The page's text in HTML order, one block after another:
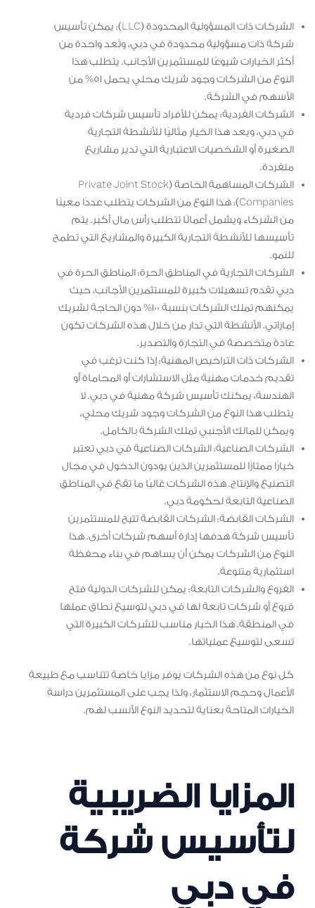
الشركات ذات المسؤولية المحدودة (LLC): يمكن تأسيس
شركة ذات مسؤولية محدودة في دبي، وتُعد واحدة من
أكثر الخيارات شيوعًا للمستثمرين الأجانب. يتطلب هذا
النوع من الشركات وجود شريك محلي يحمل 51% من
الأسهم في الشركة.
الشركات الفردية: يمكن للأفراد تأسيس شركات فردية
في دبي، ويعد هذا الخيار مثاليًا للأنشطة التجارية
الصغيرة أو الشخصيات الاعتبارية التي تدير مشاريع
منفردة.
الشركات المساهمة الخاصة (Private Joint Stock
Companies): هذا النوع من الشركات يتطلب عددًا معينًا
من الشركاء ويشمل أعمالًا تتطلب رأس مال أكبر. يتم
تأسيسها للأنشطة التجارية الكبيرة والمشاريع التي تطمح
للنمو.
الشركات التجارية في المناطق الحرة: المناطق الحرة في
دبي تقدم تسهيلات كبيرة للمستثمرين الأجانب، حيث
يمكنهم تملك الشركات بنسبة 100% دون الحاجة لشريك
إماراتي. الأنشطة التي تدار من خلال هذه الشركات تكون
عادةً متخصصة في التجارة والتصدير.
الشركات ذات التراخيص المهنية: إذا كنت ترغب في
تقديم خدمات مهنية مثل الاستشارات أو المحاماة أو
الهندسة، يمكنك تأسيس شركة مهنية في دبي. لا
يتطلب هذا النوع من الشركات وجود شريك محلي،
ويمكن للمالك الأجنبي تملك الشركة بالكامل.
الشركات الصناعية: الشركات الصناعية في دبي تعتبر
خيارًا ممتازًا للمستثمرين الذين يودون الدخول في مجال
التصنيع والإنتاج. هذه الشركات غالبًا ما تقع في المناطق
الصناعية التابعة لحكومة دبي.
الشركات القابضة: الشركات القابضة تتيح للمستثمرين
تأسيس شركة هدفها إدارة أسهم شركات أخرى. هذا
النوع من الشركات يمكن أن يساهم في بناء محفظة
استثمارية متنوعة.
الفروع والشركات التابعة: يمكن للشركات الدولية فتح
فروع أو شركات تابعة لها في دبي لتوسيع نطاق عملها
في المنطقة. هذا الخيار مناسب للشركات الكبيرة التي
تسعى لتوسيع عملياتها.
كل نوع من هذه الشركات يوفر مزايا خاصة تتناسب مع طبيعة
الأعمال وحجم الاستثمار، ولذا يجب على المستثمرين دراسة
الخيارات المتاحة بعناية لتحديد النوع الأنسب لهم.
المزايا الضريبية
لتأسيس شركة
في دبي